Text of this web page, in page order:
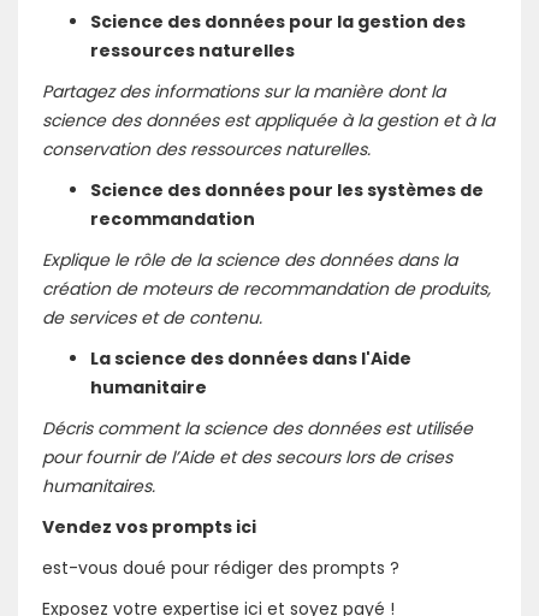
Science des données pour la gestion des
ressources naturelles
Partagez des informations sur la manière dont la
science des données est appliquée à la gestion et à la
conservation des ressources naturelles.
Science des données pour les systèmes de
recommandation
Explique le rôle de la science des données dans la
création de moteurs de recommandation de produits,
de services et de contenu.
La science des données dans l'Aide
humanitaire
Décris comment la science des données est utilisée
pour fournir de l’Aide et des secours lors de crises
humanitaires.
Vendez vos prompts ici
est-vous doué pour rédiger des prompts ?
Exposez votre expertise ici et soyez payé !